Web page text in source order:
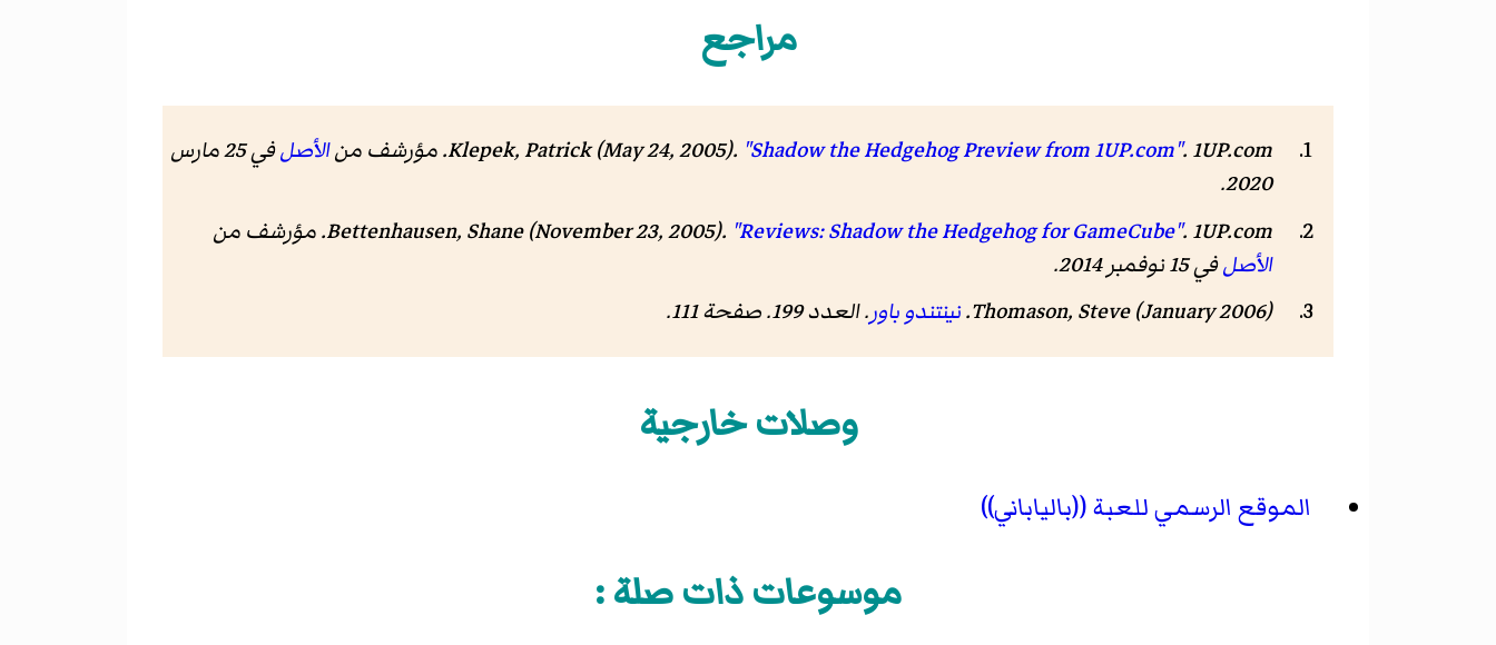
مراجع
Klepek, Patrick (May 24, 2005). "Shadow the Hedgehog Preview from 1UP.com". 1UP.com. مؤرشف من الأصل
في 25 مارس
2020
.
Bettenhausen, Shane (November 23, 2005). "Reviews: Shadow the Hedgehog for GameCube". 1UP.com
. مؤرشف من
الأصلفي 15 نوفمبر 2014
.
Thomason, Steve (January 2006). نينتندو باور. العدد 199. صفحة 111.
وصلات خارجية
الموقع الرسمي للعبة ((بالياباني))
موسوعات ذات صلة :